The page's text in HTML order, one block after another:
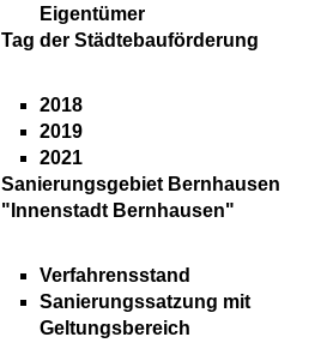
Eigentümer
Tag der Städtebauförderung
2018
2019
2021
Sanierungsgebiet Bernhausen
"Innenstadt Bernhausen"
Verfahrensstand
Sanierungssatzung mit
Geltungsbereich